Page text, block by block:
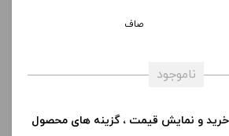
صاف
ناموجود
و نمایش قیمت ، گزینه های محصول